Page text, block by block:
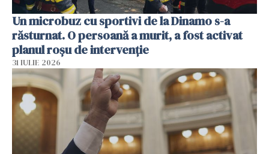
Un microbuz cu sportivi de la Dinamo s-a
răsturnat. O persoană a murit, a fost activat
planul roșu de intervenție
31 IULIE 2026